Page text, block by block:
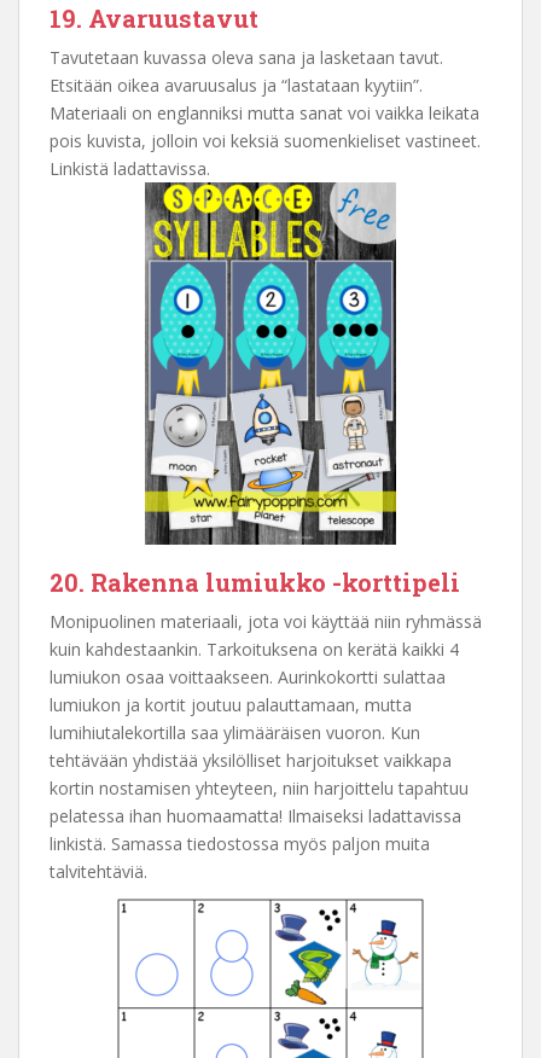
19. Avaruustavut
Tavutetaan kuvassa oleva sana ja lasketaan tavut.
Etsitään oikea avaruusalus ja “lastataan kyytiin”.
Materiaali on englanniksi mutta sanat voi vaikka leikata
pois kuvista, jolloin voi keksiä suomenkieliset vastineet.
Linkistä ladattavissa.
20. Rakenna lumiukko -korttipeli
Monipuolinen materiaali, jota voi käyttää niin ryhmässä
kuin kahdestaankin. Tarkoituksena on kerätä kaikki 4
lumiukon osaa voittaakseen. Aurinkokortti sulattaa
lumiukon ja kortit joutuu palauttamaan, mutta
lumihiutalekortilla saa ylimääräisen vuoron. Kun
tehtävään yhdistää yksilölliset harjoitukset vaikkapa
kortin nostamisen yhteyteen, niin harjoittelu tapahtuu
pelatessa ihan huomaamatta! Ilmaiseksi ladattavissa
linkistä. Samassa tiedostossa myös paljon muita
talvitehtäviä.